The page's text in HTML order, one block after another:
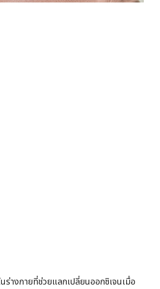
ร่างกายที่ช่วยแลกเปลี่ยนออกซิเจนเมื่อ